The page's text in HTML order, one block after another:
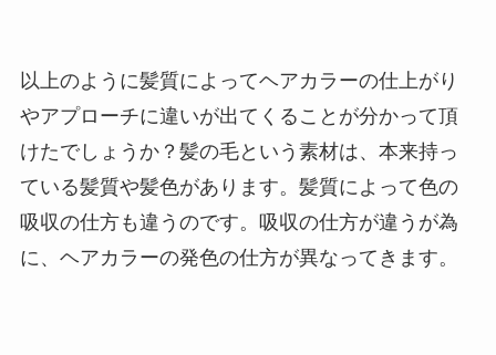
以上のように髪質によってヘアカラーの仕上がり
やアプローチに違いが出てくることが分かって頂
けたでしょうか？髪の毛という素材は、本来持っ
ている髪質や髪色があります。髪質によって色の
吸収の仕方も違うのです。吸収の仕方が違うが為
に、ヘアカラーの発色の仕方が異なってきます。